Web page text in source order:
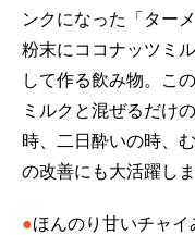
ンクになった「ター
粉末にココナッツミ
して作る飲み物。こ
ミルクと混ぜるだけ
時、二日酔いの時、
の改善にも大活躍しま
●ほんのり甘いチャ